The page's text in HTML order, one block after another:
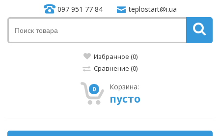
097 951 77 84 teplostart@i.ua
Избранное (0)
Сравнение (0)
0 Корзина:
пусто